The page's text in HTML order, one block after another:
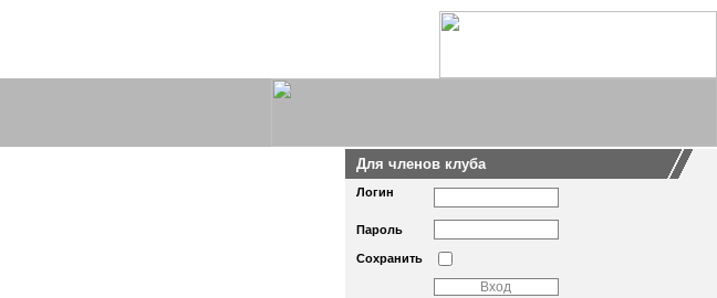
Для членов клуба
Логин
Пароль
Сохранить